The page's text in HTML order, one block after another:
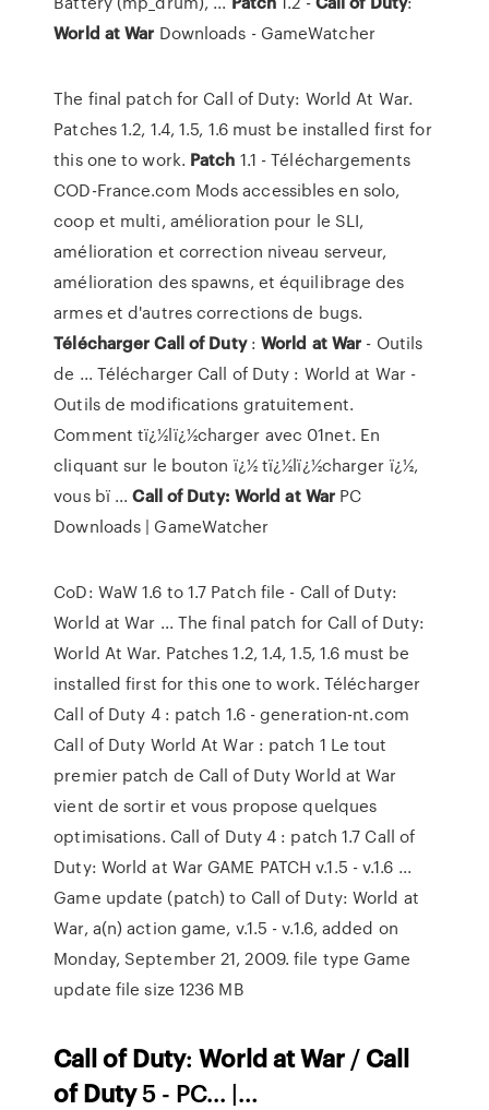
World at War Downloads - GameWatcher
The final patch for Call of Duty: World At War.
Patches 1.2, 1.4, 1.5, 1.6 must be installed first for
this one to work. Patch 1.1 - Téléchargements
COD-France.com Mods accessibles en solo,
coop et multi, amélioration pour le SLI,
amélioration et correction niveau serveur,
amélioration des spawns, et équilibrage des
armes et d'autres corrections de bugs.
Télécharger Callof Duty:World at War - Outils
de ... Télécharger Call of Duty : World at War -
Outils de modifications gratuitement.
Comment tï¿½lï¿½charger avec 01net. En
cliquant sur le bouton ï¿½ tï¿½lï¿½charger ï¿½,
vous bï ...Call of Duty: World at War PC
Downloads | GameWatcher
CoD: WaW 1.6 to 1.7 Patch file - Call of Duty:
World at War ... The final patch for Call of Duty:
World At War. Patches 1.2, 1.4, 1.5, 1.6 must be
installed first for this one to work. Télécharger
Call of Duty 4 : patch 1.6 - generation-nt.com
Call of Duty World At War : patch 1 Le tout
premier patch de Call of Duty World at War
vient de sortir et vous propose quelques
optimisations. Call of Duty 4 : patch 1.7 Call of
Duty: World at War GAME PATCH v.1.5 - v.1.6 ...
Game update (patch) to Call of Duty: World at
War, a(n) action game, v.1.5 - v.1.6, added on
Monday, September 21, 2009. file type Game
update file size 1236 MB
CallofDuty:WorldatWar / Call
ofDuty5 - PC... |…